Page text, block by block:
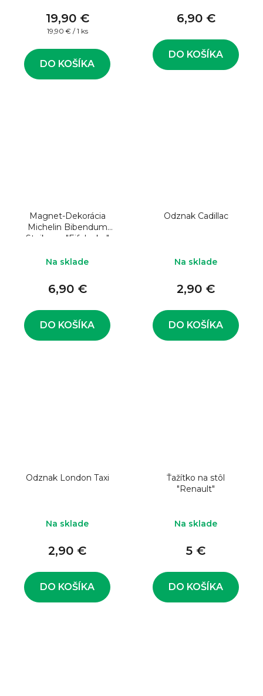
19,90 €
Jednotková
19,90 € / 1 ks
DO KOŠÍKA
6,90 €
DO KOŠÍKA
Magnet-Dekorácia
Michelin Bibendum
Stojka na "Eifelovke"
Na sklade
6,90 €
DO KOŠÍKA
Odznak Cadillac
Na sklade
2,90 €
DO KOŠÍKA
Odznak London Taxi
Na sklade
2,90 €
DO KOŠÍKA
Ťažítko na stôl
"Renault"
Na sklade
5 €
DO KOŠÍKA